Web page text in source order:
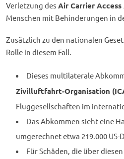
Verletzung des Air Carrier
Menschen mit Behinderungen in
Zusätzlich zu den nationalen
Rolle in diesem Fall.
Dieses multilaterale
Zivilluftfahrt-Organisation
Fluggesellschaften im
Das Abkommen sieht eine
umgerechnet etwa 219.000
Für Schäden, die über